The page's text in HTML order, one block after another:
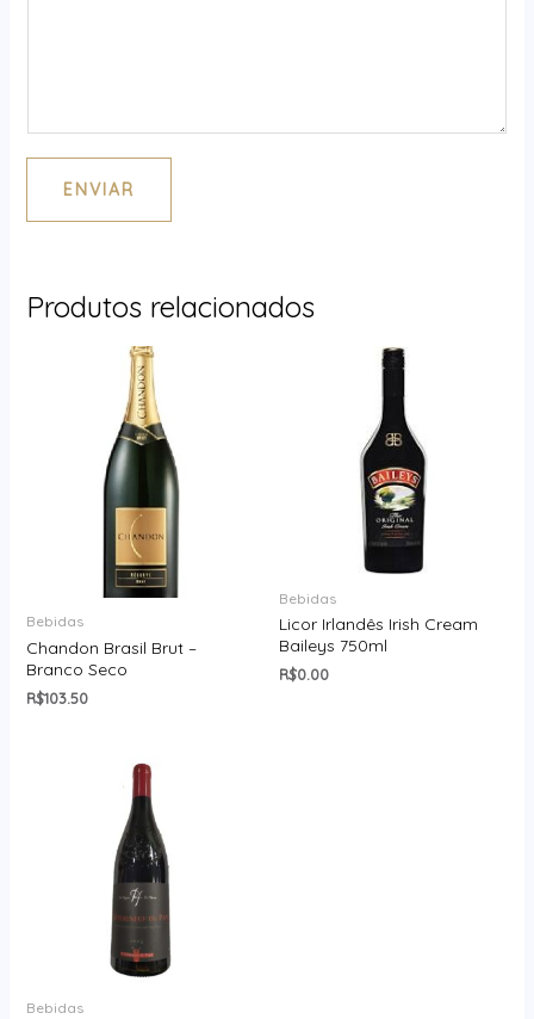
ENVIAR
Produtos relacionados
Bebidas
Chandon Brasil Brut –
Branco Seco
R$103.50
Bebidas
Licor Irlandês Irish Cream
Baileys 750ml
R$0.00
Bebidas